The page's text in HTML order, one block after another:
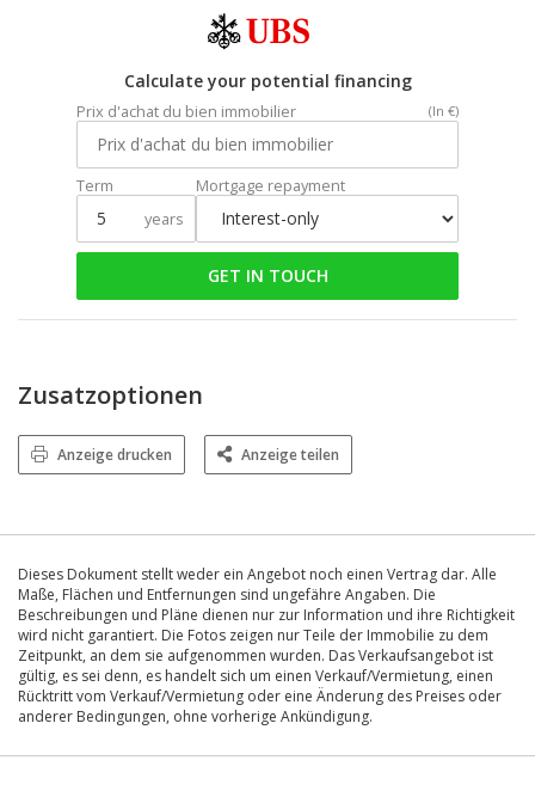
Calculate your potential financing
Prix d'achat du bien immobilier (In €)
Term
years
Mortgage repayment
GET IN TOUCH
Zusatzoptionen
Anzeige drucken Anzeige teilen
Dieses Dokument stellt weder ein Angebot noch einen Vertrag dar. Alle
Maße, Flächen und Entfernungen sind ungefähre Angaben. Die
Beschreibungen und Pläne dienen nur zur Information und ihre Richtigkeit
wird nicht garantiert. Die Fotos zeigen nur Teile der Immobilie zu dem
Zeitpunkt, an dem sie aufgenommen wurden. Das Verkaufsangebot ist
gültig, es sei denn, es handelt sich um einen Verkauf/Vermietung, einen
Rücktritt vom Verkauf/Vermietung oder eine Änderung des Preises oder
anderer Bedingungen, ohne vorherige Ankündigung.